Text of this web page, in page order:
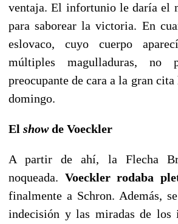
ventaja. El infortunio le daría el
para saborear la victoria. En
eslovaco, cuyo cuerpo
múltiples magulladuras, no
preocupante de cara a la gran cita
domingo.
El showde Voeckler
A partir de ahí, la Flecha
noqueada. Voeckler rodaba
finalmente a Schron. Además,
indecisión y las miradas de los